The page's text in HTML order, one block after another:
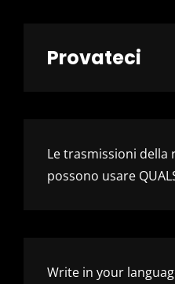
Provateci
Le trasmissioni della
possono usare
Write in your